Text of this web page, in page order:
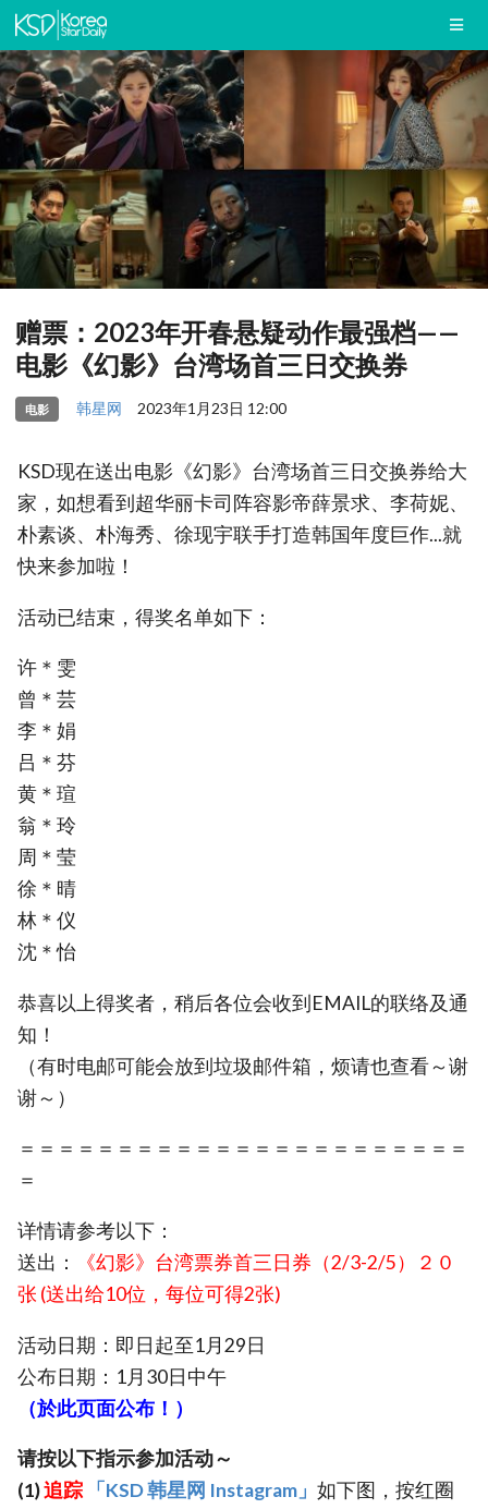
赠票：2023年开春悬疑动作最强档——
电影《幻影》台湾场首三日交换券
电影 韩星网 2023年1月23日 12:00
KSD现在送出电影《幻影》台湾场首三日交换券给大
家，如想看到超华丽卡司阵容影帝薛景求、李荷妮、
朴素谈、朴海秀、徐现宇联手打造韩国年度巨作...就
快来参加啦！
活动已结束，得奖名单如下：
许＊雯
曾＊芸
李＊娟
吕＊芬
黄＊瑄
翁＊玲
周＊莹
徐＊晴
林＊仪
沈＊怡
恭喜以上得奖者，稍后各位会收到EMAIL的联络及通
知！
（有时电邮可能会放到垃圾邮件箱，烦请也查看～谢
谢～）
＝＝＝＝＝＝＝＝＝＝＝＝＝＝＝＝＝＝＝＝＝＝＝
＝
详情请参考以下：
送出：
《幻影》台湾票券首三日券（2/3-2/5）２０
张 (送出给10位，每位可得2张)
活动日期：即日起至1月29日
公布日期：1月30日中午
（於此页面公布！）
请按以下指示参加活动～
(1)追踪 「KSD 韩星网 Instagram」 如下图，按红圈